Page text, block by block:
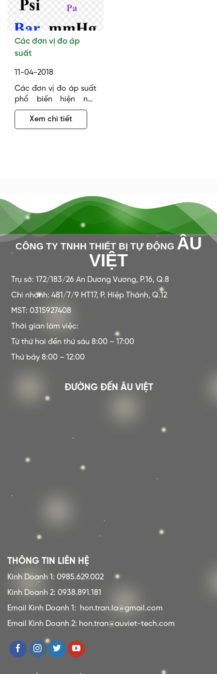
tìm hiểu rõ hơn về sản
Các đơn vị đo áp
suất
11-04-2018
Các đơn vị đo áp suất
phổ biến hiện nay
được sử dụng bao
gồm: bar, kgf/cm2,
MPa, PSI…những đơn vị
nhất định. Ưu điểm
của hệ số quy đổi các
đơn vị…
Xem chi tiết
CÔNG TY TNHH THIẾT BỊ TỰ ĐỘNG ÂU
VIỆT
Trụ sở: 172/183/26 An Dương Vương, P.16, Q.8
Chi nhánh: 481/7/9 HT17, P. Hiệp Thành, Q.12
MST: 0315927408
Thời gian làm việc:
Từ thứ hai đến thứ sáu 8:00 – 17:00
Thứ bảy 8:00 – 12:00
ĐƯỜNG ĐẾN ÂU VIỆT
THÔNG TIN LIÊN HỆ
Kinh Doanh 1: 0985.629.002
Kinh Doanh 2: 0938.891.181
Email Kinh Doanh 1:
hon.tran.la@gmail.com
Email Kinh Doanh 2: hon.tran@auviet-tech.com